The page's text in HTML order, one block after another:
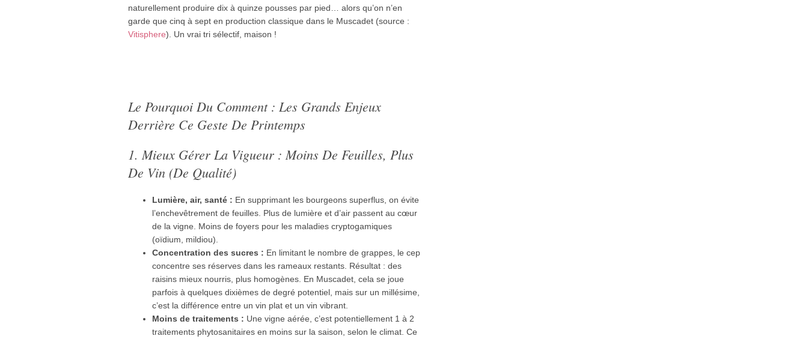
naturellement produire dix à quinze pousses par pied… alors qu’on n’en
garde que cinq à sept en production classique dans le Muscadet (source :
Vitisphere). Un vrai tri sélectif, maison !
Le Pourquoi Du Comment : Les Grands Enjeux
Derrière Ce Geste De Printemps
1. Mieux Gérer La Vigueur : Moins De Feuilles, Plus
De Vin (de Qualité)
Lumière, air, santé : En supprimant les bourgeons superflus, on évite
l’enchevêtrement de feuilles. Plus de lumière et d’air passent au cœur
de la vigne. Moins de foyers pour les maladies cryptogamiques
(oïdium, mildiou).
Concentration des sucres : En limitant le nombre de grappes, le cep
concentre ses réserves dans les rameaux restants. Résultat : des
raisins mieux nourris, plus homogènes. En Muscadet, cela se joue
parfois à quelques dixièmes de degré potentiel, mais sur un millésime,
c’est la différence entre un vin plat et un vin vibrant.
Moins de traitements : Une vigne aérée, c’est potentiellement 1 à 2
traitements phytosanitaires en moins sur la saison, selon le climat. Ce